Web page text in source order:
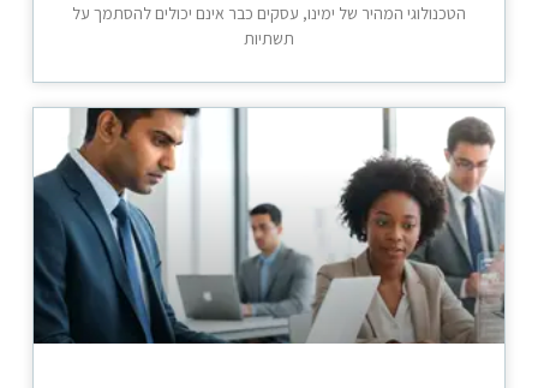
הטכנולוגי המהיר של ימינו, עסקים כבר אינם יכולים להסתמך על
תשתיות